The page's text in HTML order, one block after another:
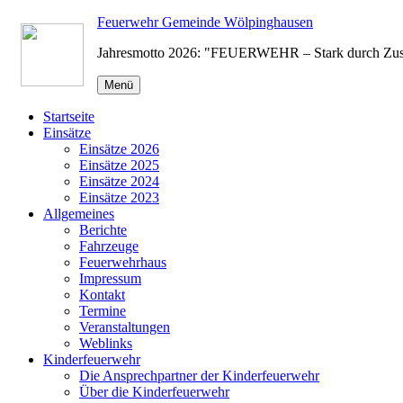
Zum
Inhalt
Feuerwehr Gemeinde Wölpinghausen
Jahresmotto 2026: "FEUERWEHR – Stark durch
Menü
Startseite
Einsätze
Einsätze 2026
Einsätze 2025
Einsätze 2024
Einsätze 2023
Allgemeines
Berichte
Fahrzeuge
Feuerwehrhaus
Impressum
Kontakt
Termine
Veranstaltungen
Weblinks
Kinderfeuerwehr
Die Ansprechpartner der Kinderfeuerwehr
Über die Kinderfeuerwehr